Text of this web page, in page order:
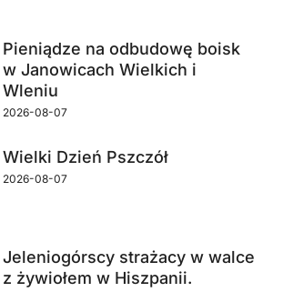
Pieniądze na odbudowę boisk
w Janowicach Wielkich i
Wleniu
2026-08-07
Wielki Dzień Pszczół
2026-08-07
Jeleniogórscy strażacy w walce
z żywiołem w Hiszpanii.